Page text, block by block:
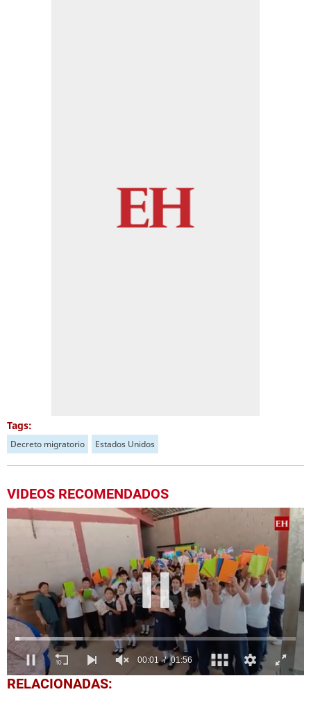
Tags:
Decreto migratorio Estados Unidos
VIDEOS RECOMENDADOS
0
seconds
RELACIONADAS: